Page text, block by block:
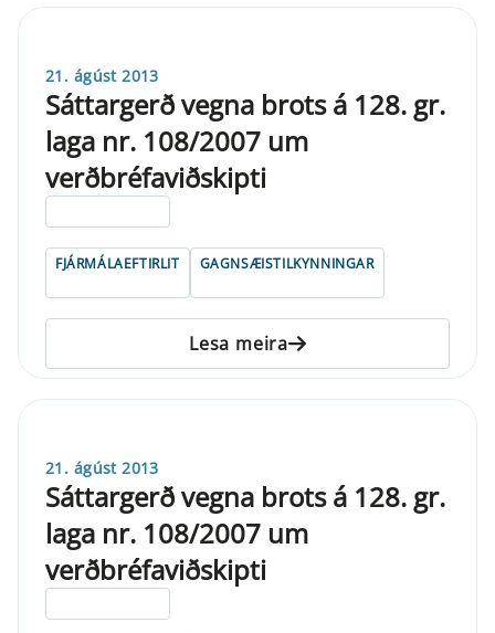
21. ágúst 2013
Sáttargerð vegna brots á 128. gr.
laga nr. 108/2007 um
verðbréfaviðskipti
FJÁRMÁLAEFTIRLIT GAGNSÆISTILKYNNINGAR
Lesa meira
21. ágúst 2013
Sáttargerð vegna brots á 128. gr.
laga nr. 108/2007 um
verðbréfaviðskipti